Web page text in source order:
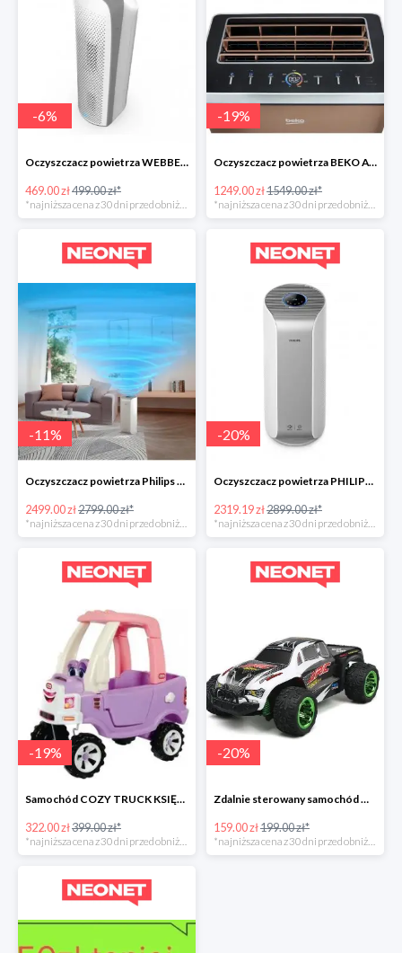
-6%
Oczyszczacz powietrza WEBBER AP8600 -30zł
469.00 zł499.00 zł*
*najniższa cena z 30 dni przed obniżką
-19%
Oczyszczacz powietrza BEKO ATP8100 -300zł
1249.00 zł1549.00 zł*
*najniższa cena z 30 dni przed obniżką
-11%
Oczyszczacz powietrza Philips Dual Scan -300zł
2499.00 zł2799.00 zł*
-20%
Oczyszczacz powietrza PHILIPS AC3854/50 w super cenie
2319.19 zł2899.00 zł*
-19%
Samochód COZY TRUCK KSIĘŻNICZKI
322.00 zł399.00 zł*
*najniższa cena z 30 dni przed obniżką
-20%
Zdalnie sterowany samochód Q35
159.00 zł199.00 zł*
*najniższa cena z 30 dni przed obniżką